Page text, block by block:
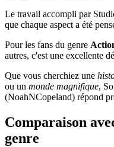
Le travail accompli par
que chaque aspect a été
Pour les fans du genre
autres, c'est une excellente
Que vous cherchiez une
ou un monde magnifique,
(NoahNCopeland) répond
Comparaison
genre